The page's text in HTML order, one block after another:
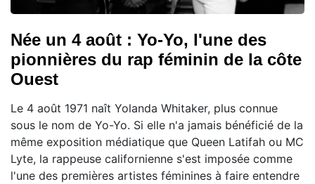
Née un 4 août : Yo-Yo, l'une des
pionnières du rap féminin de la côte
Ouest
Le 4 août 1971 naît Yolanda Whitaker, plus connue
sous le nom de Yo-Yo. Si elle n'a jamais bénéficié de la
même exposition médiatique que Queen Latifah ou MC
Lyte, la rappeuse californienne s'est imposée comme
l'une des premières artistes féminines à faire entendre